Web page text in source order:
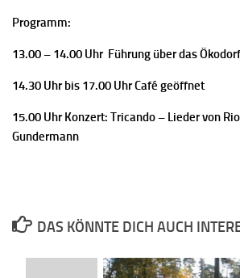
Programm:
13.00 – 14.00 Uhr Führung über das
14.30 Uhr bis 17.00 Uhr Café geöffnet
15.00 Uhr Konzert: Tricando – Lieder von
Gundermann
DAS KÖNNTE DICH AUCH